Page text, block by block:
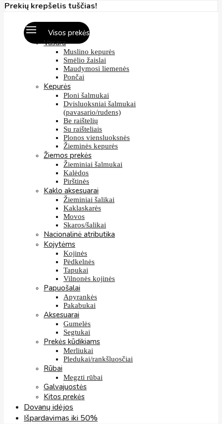
Prekių krepšelis tuščias!
Visos prekės
Vasara
Muslino kepurės
Smėlio žaislai
Maudymosi liemenės
Pončai
Kepurės
Ploni šalmukai
Dvisluoksniai šalmukai
(pavasario/rudens)
Be raištelių
Su raišteliais
Plonos viensluoksnės
Žieminės kepurės
Žiemos prekės
Žieminiai šalmukai
Kalėdos
Pirštinės
Kaklo aksesuarai
Žieminiai šalikai
Kaklaskarės
Movos
Skaros/šalikai
Nacionalinė atributika
Kojytėms
Kojinės
Pėdkelnės
Tapukai
Vilnonės kojinės
Papuošalai
Apyrankės
Pakabukai
Aksesuarai
Gumelės
Segtukai
Prekės kūdikiams
Merliukai
Pledukai/rankšluosčiai
Rūbai
Megzti rūbai
Galvajuostės
Kitos prekės
Dovanų idėjos
Išpardavimas iki 50%